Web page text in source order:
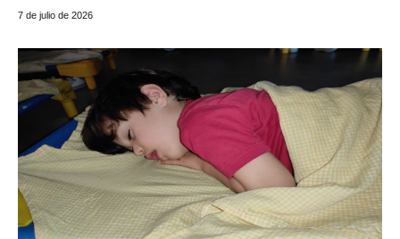
7 de julio de 2026